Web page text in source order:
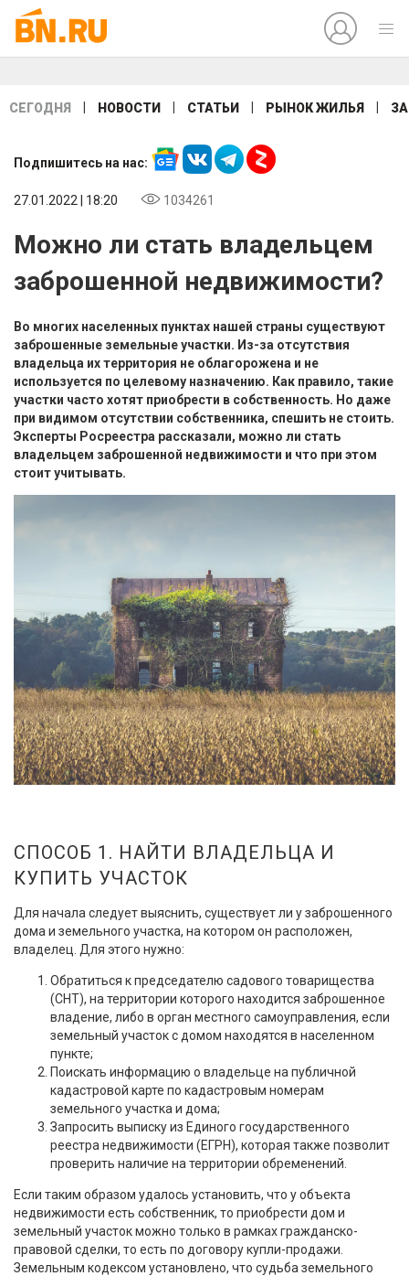
СЕГОДНЯ НОВОСТИ СТАТЬИ РЫНОК ЖИЛЬЯ
Подпишитесь на нас:
27.01.2022 | 18:20 1034261
Можно ли стать владельцем
заброшенной недвижимости?
Во многих населенных пунктах нашей страны существуют
заброшенные земельные участки. Из-за отсутствия
владельца их территория не облагорожена и не
используется по целевому назначению. Как правило, такие
участки часто хотят приобрести в собственность. Но даже
при видимом отсутствии собственника, спешить не стоить.
Эксперты Росреестра рассказали, можно ли стать
владельцем заброшенной недвижимости и что при этом
стоит учитывать.
СПОСОБ 1. НАЙТИ ВЛАДЕЛЬЦА И
КУПИТЬ УЧАСТОК
Для начала следует выяснить, существует ли у заброшенного
дома и земельного участка, на котором он расположен,
владелец. Для этого нужно:
Обратиться к председателю садового товарищества
(СНТ), на территории которого находится заброшенное
владение, либо в орган местного самоуправления, если
земельный участок с домом находятся в населенном
пункте;
Поискать информацию о владельце на публичной
кадастровой карте по кадастровым номерам
земельного участка и дома;
Запросить выписку из Единого государственного
реестра недвижимости (ЕГРН), которая также позволит
проверить наличие на территории обременений.
Если таким образом удалось установить, что у объекта
недвижимости есть собственник, то приобрести дом и
земельный участок можно только в рамках гражданско-
правовой сделки, то есть по договору купли-продажи.
Земельным кодексом установлено, что судьба земельного